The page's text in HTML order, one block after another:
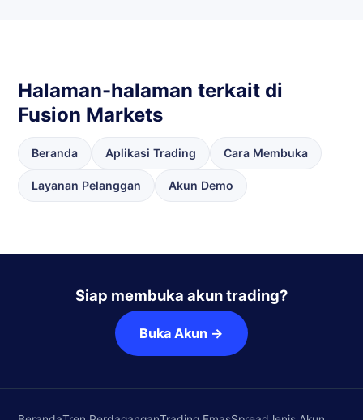
Halaman-halaman terkait di
Fusion Markets
Beranda Aplikasi Trading Cara Membuka
Layanan Pelanggan Akun Demo
Siap membuka akun trading?
Buka Akun →